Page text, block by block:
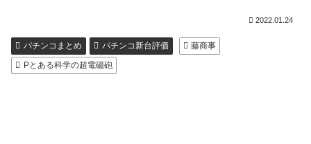
2022.01.24
パチンコまとめ パチンコ新台評価
藤商事
Pとある科学の超電磁砲